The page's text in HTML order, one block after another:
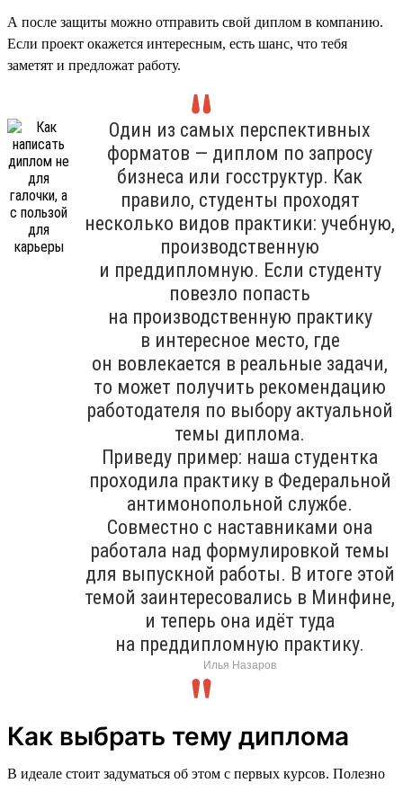
А после защиты можно отправить свой диплом в компанию.
Если проект окажется интересным, есть шанс, что тебя
заметят и предложат работу.
Один из самых перспективных
форматов — диплом по запросу
бизнеса или госструктур. Как
правило, студенты проходят
несколько видов практики: учебную,
производственную
и преддипломную. Если студенту
повезло попасть
на производственную практику
в интересное место, где
он вовлекается в реальные задачи,
то может получить рекомендацию
работодателя по выбору актуальной
темы диплома.
Приведу пример: наша студентка
проходила практику в Федеральной
антимонопольной службе.
Совместно с наставниками она
работала над формулировкой темы
для выпускной работы. В итоге этой
темой заинтересовались в Минфине,
и теперь она идёт туда
на преддипломную практику.
Илья Назаров
Как выбрать тему диплома
В идеале стоит задуматься об этом с первых курсов. Полезно